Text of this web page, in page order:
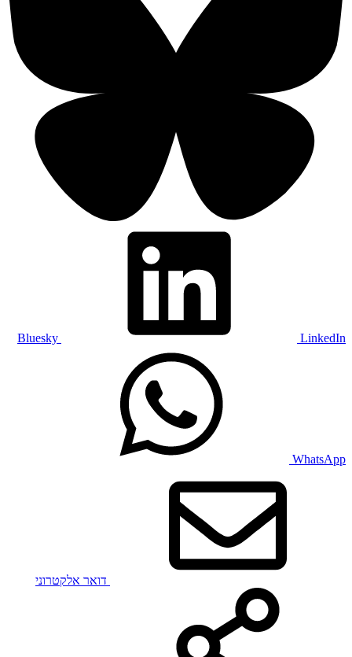
Bluesky LinkedIn
WhatsApp
דואר אלקטרוני